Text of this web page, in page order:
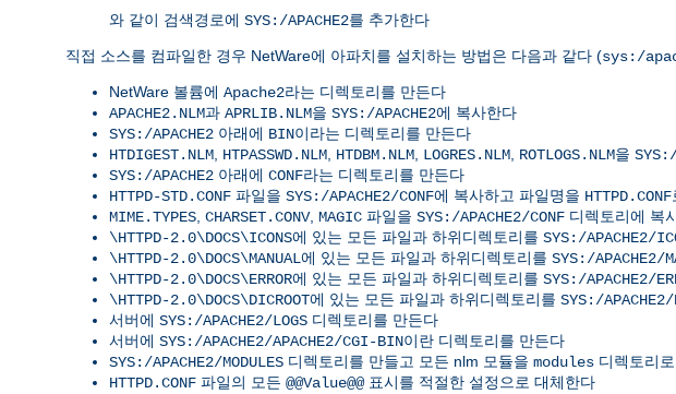
와 같이 검색경로에 SYS:/APACHE2를 추가한다
직접 소스를 컴파일한 경우 NetWare에 아파치를 설치하는 방법은 다음과 같다 (sys:/
NetWare 볼륨에 Apache2라는 디렉토리를 만든다
APACHE2.NLM과 APRLIB.NLM을 SYS:/APACHE2에 복사한다
SYS:/APACHE2 아래에 BIN이라는 디렉토리를 만든다
HTDIGEST.NLM, HTPASSWD.NLM, HTDBM.NLM, LOGRES.NLM, ROTLOGS.NLM을
SYS:/APACHE2 아래에 CONF라는 디렉토리를 만든다
HTTPD-STD.CONF 파일을 SYS:/APACHE2/CONF에 복사하고 파일명을 HTTPD.CONF
MIME.TYPES, CHARSET.CONV, MAGIC 파일을 SYS:/APACHE2/CONF 디렉토리에 복
\HTTPD-2.0\DOCS\ICONS에 있는 모든 파일과 하위디렉토리를 SYS:/APACHE2/
\HTTPD-2.0\DOCS\MANUAL에 있는 모든 파일과 하위디렉토리를 SYS:/APACHE2/
\HTTPD-2.0\DOCS\ERROR에 있는 모든 파일과 하위디렉토리를 SYS:/APACHE2/
\HTTPD-2.0\DOCS\DICROOT에 있는 모든 파일과 하위디렉토리를 SYS:/APACHE2/
서버에 SYS:/APACHE2/LOGS 디렉토리를 만든다
서버에 SYS:/APACHE2/APACHE2/CGI-BIN이란 디렉토리를 만든다
SYS:/APACHE2/MODULES 디렉토리를 만들고 모든 nlm 모듈을 modules 디렉토리
HTTPD.CONF 파일의 모든 @@Value@@표시를 적절한 설정으로 대체한다